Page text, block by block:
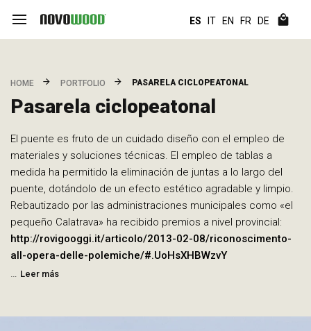
ES IT EN FR DE
HOME PORTFOLIO PASARELA CICLOPEATONAL
Pasarela ciclopeatonal
El puente es fruto de un cuidado diseño con el empleo de
materiales y soluciones técnicas. El empleo de tablas a
medida ha permitido la eliminación de juntas a lo largo del
puente, dotándolo de un efecto estético agradable y limpio.
Rebautizado por las administraciones municipales como «el
pequeño Calatrava» ha recibido premios a nivel provincial:
http://rovigooggi.it/articolo/2013-02-08/riconoscimento-
all-opera-delle-polemiche/#.UoHsXHBWzvY
… Leer más